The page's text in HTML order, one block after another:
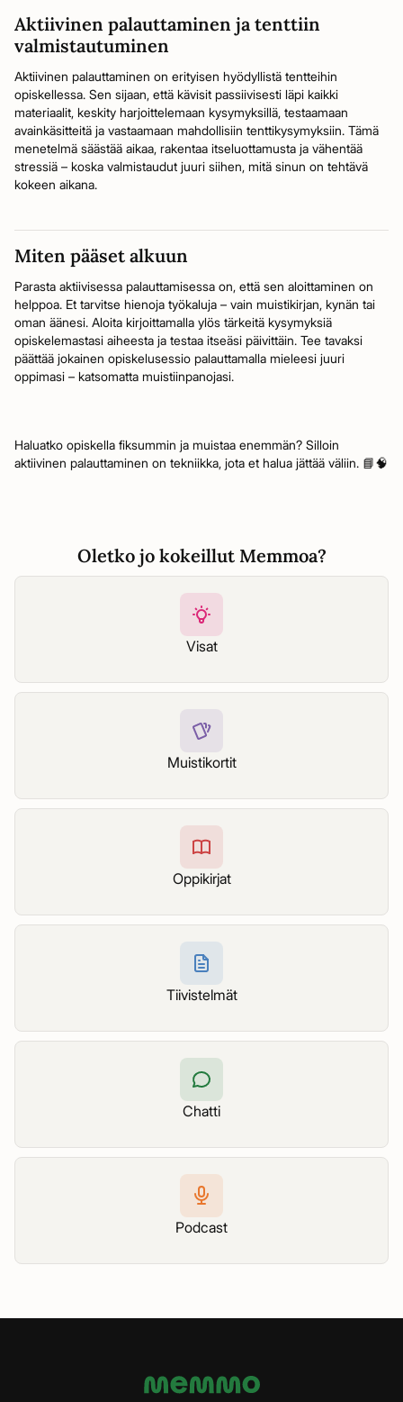
Aktiivinen palauttaminen ja tenttiin
valmistautuminen
Aktiivinen palauttaminen on erityisen hyödyllistä tentteihin
opiskellessa. Sen sijaan, että kävisit passiivisesti läpi kaikki
materiaalit, keskity harjoittelemaan kysymyksillä, testaamaan
avainkäsitteitä ja vastaamaan mahdollisiin tenttikysymyksiin. Tämä
menetelmä säästää aikaa, rakentaa itseluottamusta ja vähentää
stressiä – koska valmistaudut juuri siihen, mitä sinun on tehtävä
kokeen aikana.
Miten pääset alkuun
Parasta aktiivisessa palauttamisessa on, että sen aloittaminen on
helppoa. Et tarvitse hienoja työkaluja – vain muistikirjan, kynän tai
oman äänesi. Aloita kirjoittamalla ylös tärkeitä kysymyksiä
opiskelemastasi aiheesta ja testaa itseäsi päivittäin. Tee tavaksi
päättää jokainen opiskelusessio palauttamalla mieleesi juuri
oppimasi – katsomatta muistiinpanojasi.
Haluatko opiskella fiksummin ja muistaa enemmän? Silloin
aktiivinen palauttaminen on tekniikka, jota et halua jättää väliin. 📘🧠
Oletko jo kokeillut Memmoa?
Visat
Muistikortit
Oppikirjat
Tiivistelmät
Chatti
Podcast